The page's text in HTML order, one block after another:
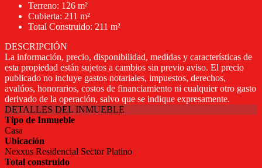
Terreno: 126 m²
Cubierta: 211 m²
Total Construido: 211 m²
DESCRIPCIÓN
La información, precio, disponibilidad, medidas y características de
esta propiedad están sujetos a cambios sin previo aviso. El precio
publicado no incluye gastos notariales, impuestos, derechos,
avalúos, honorarios, costos de financiamiento ni cualquier otro gasto
derivado de la operación, salvo que se indique expresamente.
DETALLES DEL INMUEBLE
Tipo de Inmueble
Casa
Ubicación
Nexxus Residencial Sector Platino
Total construido